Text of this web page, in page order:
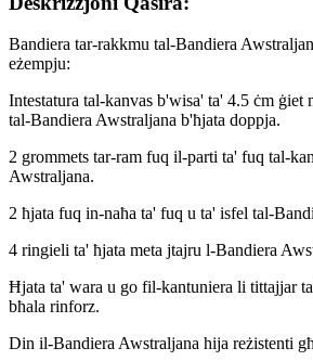
Bandiera tar-rakkmu tal-Bandiera
eżempju:
Intestatura tal-kanvas b'wisa' ta' 4.5 ċm
tal-Bandiera Awstraljana b'ħjata doppja.
2 grommets tar-ram fuq il-parti ta' fuq tal-
Awstraljana.
2 ħjata fuq in-naħa ta' fuq u ta' isfel tal-
4 ringieli ta' ħjata meta jtajru l-Bandiera
Ħjata ta' wara u go fil-kantuniera li tittajjar
bħala rinforz.
Din il-Bandiera Awstraljana hija reżistenti